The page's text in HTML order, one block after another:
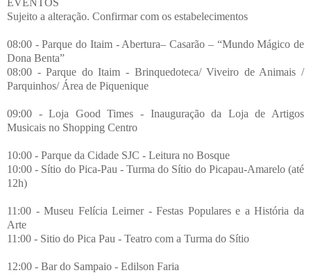
Sujeito a alteração. Confirmar com os estabelecimentos
08:00 - Parque do Itaim - Abertura– Casarão – “Mundo Mágico de
Dona Benta”
08:00 - Parque do Itaim - Brinquedoteca/ Viveiro de Animais /
Parquinhos/ Área de Piquenique
09:00 - Loja Good Times - Inauguração da Loja de Artigos
Musicais no Shopping Centro
10:00 - Parque da Cidade SJC - Leitura no Bosque
10:00 - Sítio do Pica-Pau - Turma do Sítio do Picapau-Amarelo (até
12h)
11:00 - Museu Felícia Leirner - Festas Populares e a História da
Arte
11:00 - Sitio do Pica Pau - Teatro com a Turma do Sítio
12:00 - Bar do Sampaio - Edilson Faria